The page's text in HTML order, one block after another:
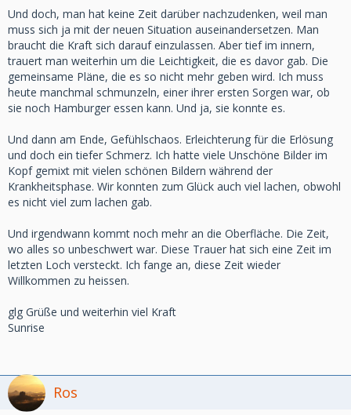
Und doch, man hat keine Zeit darüber nachzudenken, weil man
muss sich ja mit der neuen Situation auseinandersetzen. Man
braucht die Kraft sich darauf einzulassen. Aber tief im innern,
trauert man weiterhin um die Leichtigkeit, die es davor gab. Die
gemeinsame Pläne, die es so nicht mehr geben wird. Ich muss
heute manchmal schmunzeln, einer ihrer ersten Sorgen war, ob
sie noch Hamburger essen kann. Und ja, sie konnte es.
Und dann am Ende, Gefühlschaos. Erleichterung für die Erlösung
und doch ein tiefer Schmerz. Ich hatte viele Unschöne Bilder im
Kopf gemixt mit vielen schönen Bildern während der
Krankheitsphase. Wir konnten zum Glück auch viel lachen, obwohl
es nicht viel zum lachen gab.
Und irgendwann kommt noch mehr an die Oberfläche. Die Zeit,
wo alles so unbeschwert war. Diese Trauer hat sich eine Zeit im
letzten Loch versteckt. Ich fange an, diese Zeit wieder
Willkommen zu heissen.
glg Grüße und weiterhin viel Kraft
Sunrise
Ros